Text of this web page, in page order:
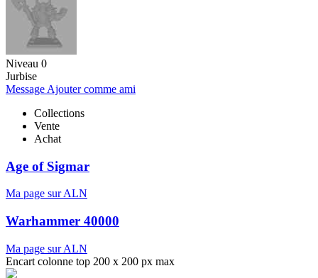
Niveau 0
Jurbise
Message Ajouter comme ami
Collections
Vente
Achat
Age of Sigmar
Ma page sur ALN
Warhammer 40000
Ma page sur ALN
Encart colonne top 200 x 200 px max